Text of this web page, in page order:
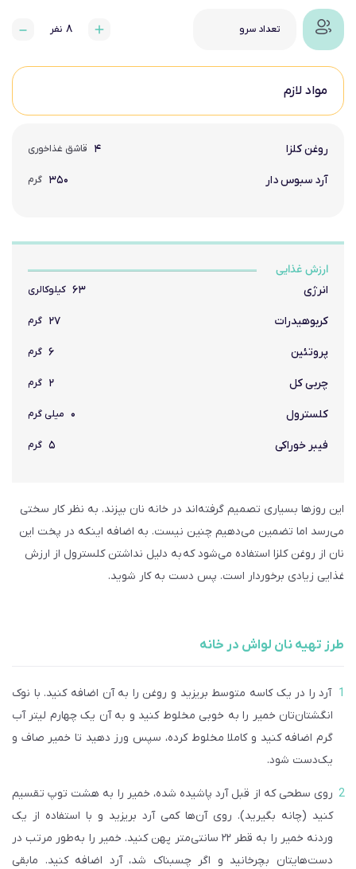
تعداد سرو ۸ نفر
مواد لازم
روغن کلزا ۴ قاشق غذاخوری
آرد سبوس دار ۳۵۰ گرم
ارزش غذایی
انرژی ۶۳ کیلوکالری
کربوهیدرات ۲۷ گرم
پروتئین ۶ گرم
چربی کل ۲ گرم
کلسترول ۰ میلی گرم
فیبر خوراکی ۵ گرم
این روزها بسیاری تصمیم گرفته‌اند در خانه نان بپزند. به نظر کار سختی
می‌رسد اما تضمین می‌دهیم چنین نیست. به اضافه اینکه در پخت این
نان از روغن کلزا استفاده می‌شود که به دلیل نداشتن کلسترول از ارزش
غذایی زیادی برخوردار است. پس دست به کار شوید.
طرز تهیه نان لواش در خانه
آرد را در یک کاسه متوسط بریزید و روغن را به آن اضافه کنید. با نوک
انگشتان‌تان خمیر را به خوبی مخلوط کنید و به آن یک چهارم لیتر آب
گرم اضافه کنید و کاملا مخلوط کرده، سپس ورز دهید تا خمیر صاف و
یک‌دست شود.
روی سطحی که از قبل آرد پاشیده شده، خمیر را به هشت توپ تقسیم
کنید (چانه بگیرید). روی آن‌ها کمی آرد بریزید و با استفاده از یک
وردنه خمیر را به قطر ۲۲ سانتی‌متر پهن کنید. خمیر را به‌طور مرتب در
دست‌هایتان بچرخانید و اگر چسبناک شد، آرد اضافه کنید. مابقی